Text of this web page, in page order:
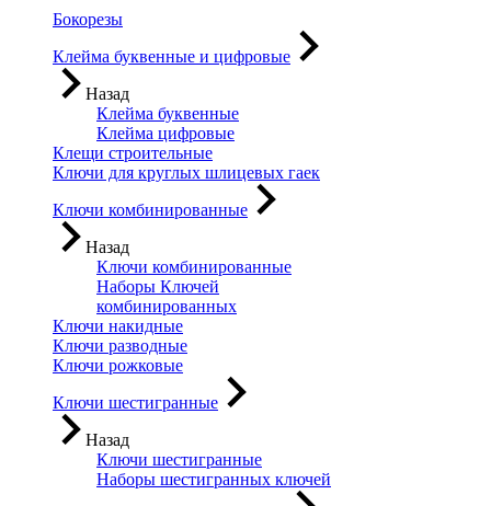
Бокорезы
Клейма буквенные и цифровые
Назад
Клейма буквенные
Клейма цифровые
Клещи строительные
Ключи для круглых шлицевых гаек
Ключи комбинированные
Назад
Ключи комбинированные
Наборы Ключей
комбинированных
Ключи накидные
Ключи разводные
Ключи рожковые
Ключи шестигранные
Назад
Ключи шестигранные
Наборы шестигранных ключей